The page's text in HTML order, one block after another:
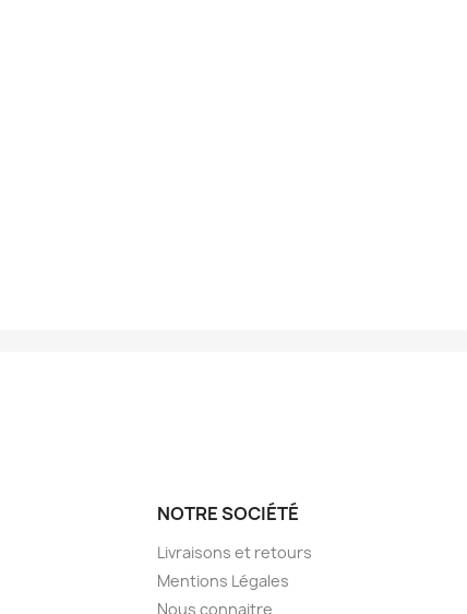
NOTRE SOCIÉTÉ
Livraisons et retours
Mentions Légales
Nous connaitre